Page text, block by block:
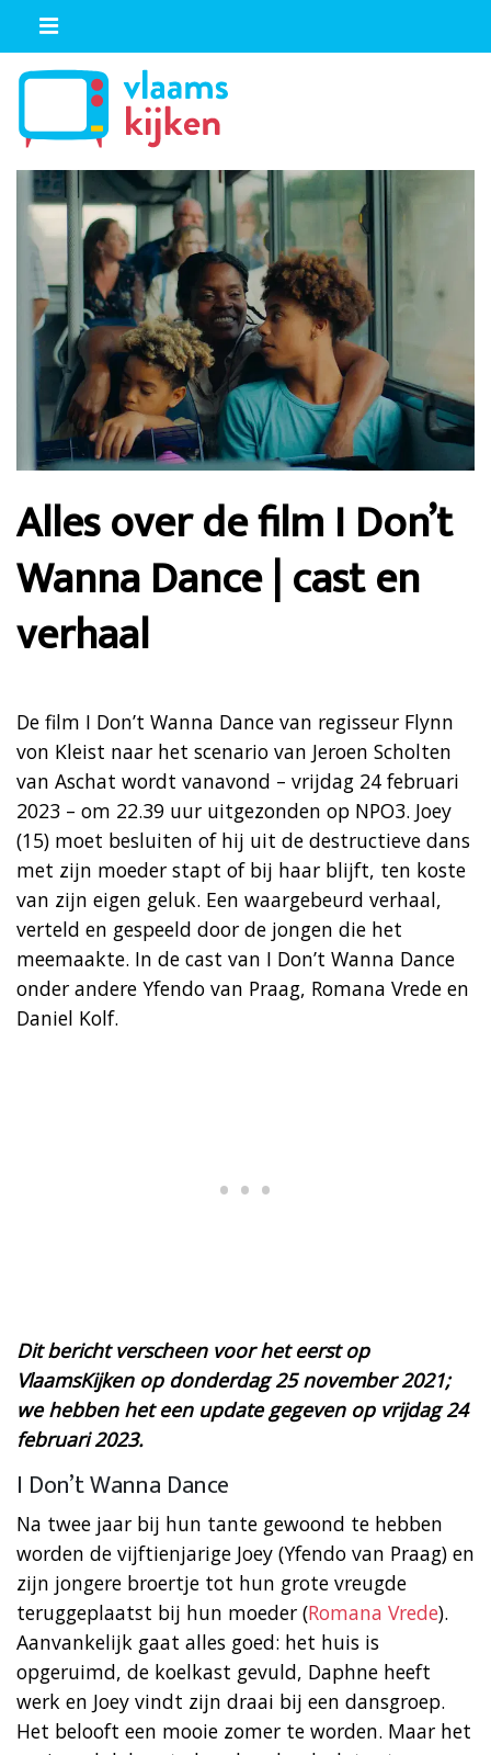
Alles over de film I Don’t
Wanna Dance | cast en
verhaal
De film I Don’t Wanna Dance van regisseur Flynn
von Kleist naar het scenario van Jeroen Scholten
van Aschat wordt vanavond – vrijdag 24 februari
2023 – om 22.39 uur uitgezonden op NPO3. Joey
(15) moet besluiten of hij uit de destructieve dans
met zijn moeder stapt of bij haar blijft, ten koste
van zijn eigen geluk. Een waargebeurd verhaal,
verteld en gespeeld door de jongen die het
meemaakte. In de cast van I Don’t Wanna Dance
onder andere Yfendo van Praag, Romana Vrede en
Daniel Kolf.
Dit bericht verscheen voor het eerst op
VlaamsKijken op donderdag 25 november 2021;
we hebben het een update gegeven op vrijdag 24
februari 2023.
I Don’t Wanna Dance
Na twee jaar bij hun tante gewoond te hebben
worden de vijftienjarige Joey (Yfendo van Praag) en
zijn jongere broertje tot hun grote vreugde
teruggeplaatst bij hun moeder (Romana Vrede).
Aanvankelijk gaat alles goed: het huis is
opgeruimd, de koelkast gevuld, Daphne heeft
werk en Joey vindt zijn draai bij een dansgroep.
Het belooft een mooie zomer te worden. Maar het